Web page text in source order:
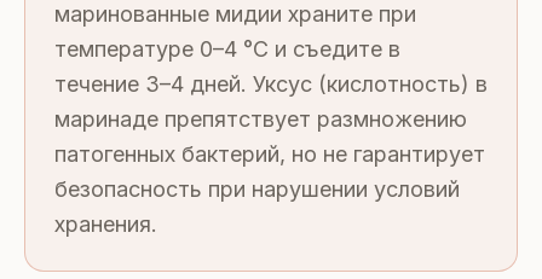
маринованные мидии храните при
температуре 0–4 °C и съедите в
течение 3–4 дней. Уксус (кислотность) в
маринаде препятствует размножению
патогенных бактерий, но не гарантирует
безопасность при нарушении условий
хранения.